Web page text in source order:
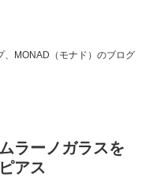
、MONAD（モナド）のブログ
ラーノガラスを
アス